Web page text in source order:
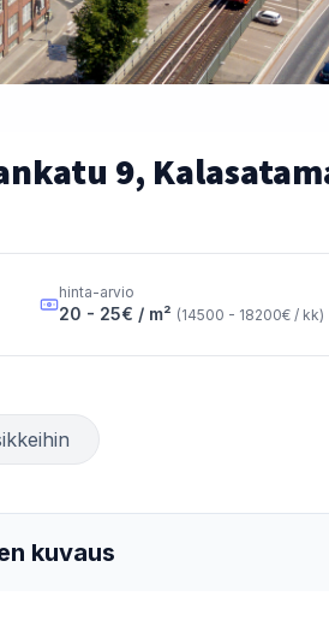
9,
hinta-arvio
20 - 25€ / m² (14500 - 18200€ / kk)
kuvaus